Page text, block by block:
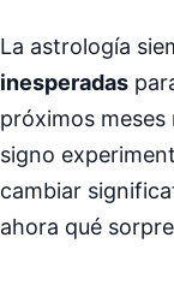
La astrología
inesperadas
próximos meses
signo
cambiar
ahora qué